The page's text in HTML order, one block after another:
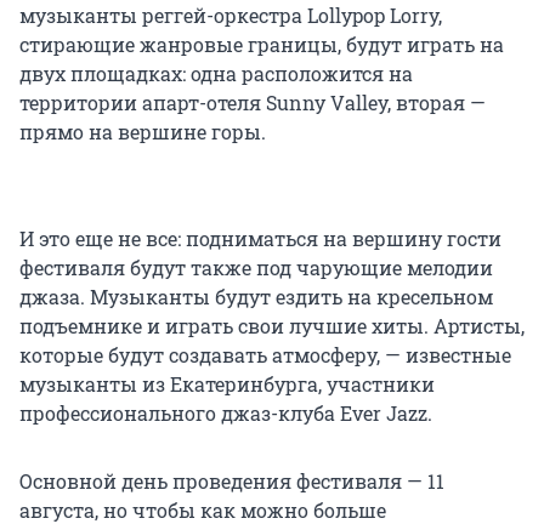
музыканты реггей-оркестра Lollypop Lorry,
стирающие жанровые границы, будут играть на
двух площадках: одна расположится на
территории апарт-отеля Sunny Valley, вторая —
прямо на вершине горы.
И это еще не все: подниматься на вершину гости
фестиваля будут также под чарующие мелодии
джаза. Музыканты будут ездить на кресельном
подъемнике и играть свои лучшие хиты. Артисты,
которые будут создавать атмосферу, — известные
музыканты из Екатеринбурга, участники
профессионального джаз-клуба Ever Jazz.
Основной день проведения фестиваля — 11
августа, но чтобы как можно больше